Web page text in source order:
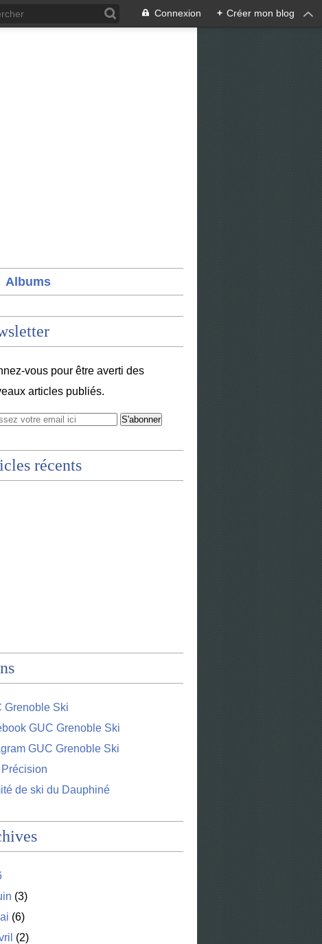
Connexion + Créer mon blog
Albums
vous pour être averti des
articles publiés.
récents
Grenoble Ski
GUC Grenoble Ski
GUC Grenoble Ski
de ski du Dauphiné
(3)
(6)
(2)